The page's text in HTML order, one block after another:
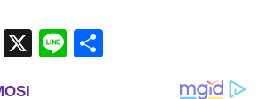
Telegram
X Line